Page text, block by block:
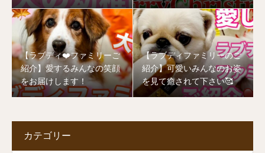
ーしました🥰
【ラブディ❤️ファミリーご
紹介】愛するみんなの笑顔
をお届けします！
【ラブディファミリーのご
紹介】可愛いみんなのお姿
を見て癒されて下さい🥰
カテゴリー